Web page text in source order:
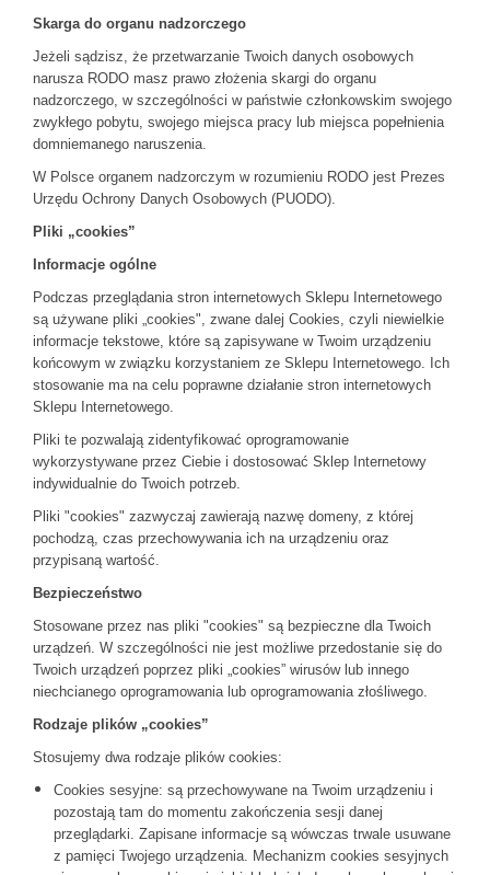
Skarga do organu nadzorczego
Jeżeli sądzisz, że przetwarzanie Twoich danych osobowych
narusza RODO masz prawo złożenia skargi do organu
nadzorczego, w szczególności w państwie członkowskim swojego
zwykłego pobytu, swojego miejsca pracy lub miejsca popełnienia
domniemanego naruszenia.
W Polsce organem nadzorczym w rozumieniu RODO jest Prezes
Urzędu Ochrony Danych Osobowych (PUODO).
Pliki „cookies”
Informacje ogólne
Podczas przeglądania stron internetowych Sklepu Internetowego
są używane pliki „cookies", zwane dalej Cookies, czyli niewielkie
informacje tekstowe, które są zapisywane w Twoim urządzeniu
końcowym w związku korzystaniem ze Sklepu Internetowego. Ich
stosowanie ma na celu poprawne działanie stron internetowych
Sklepu Internetowego.
Pliki te pozwalają zidentyfikować oprogramowanie
wykorzystywane przez Ciebie i dostosować Sklep Internetowy
indywidualnie do Twoich potrzeb.
Pliki "cookies" zazwyczaj zawierają nazwę domeny, z której
pochodzą, czas przechowywania ich na urządzeniu oraz
przypisaną wartość.
Bezpieczeństwo
Stosowane przez nas pliki "cookies" są bezpieczne dla Twoich
urządzeń. W szczególności nie jest możliwe przedostanie się do
Twoich urządzeń poprzez pliki „cookies” wirusów lub innego
niechcianego oprogramowania lub oprogramowania złośliwego.
Rodzaje plików „cookies”
Stosujemy dwa rodzaje plików cookies:
Cookies sesyjne: są przechowywane na Twoim urządzeniu i
pozostają tam do momentu zakończenia sesji danej
przeglądarki. Zapisane informacje są wówczas trwale usuwane
z pamięci Twojego urządzenia. Mechanizm cookies sesyjnych